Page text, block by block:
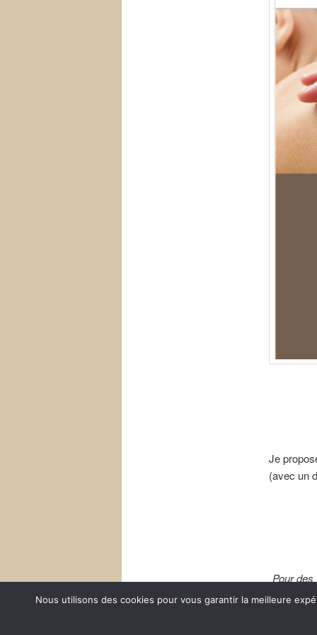
Je
(avec un
Pour
Nous utilisons des cookies pour vous garantir la meilleure